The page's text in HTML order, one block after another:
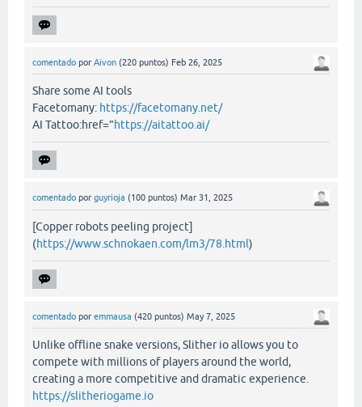
comentado por Aivon (220 puntos) Feb 26, 2025
Share some AI tools
Facetomany: https://facetomany.net/
AI Tattoo:href=”https://aitattoo.ai/
comentado por guyrioja (100 puntos) Mar 31, 2025
[Copper robots peeling project]
(https://www.schnokaen.com/lm3/78.html)
comentado por emmausa (420 puntos) May 7, 2025
Unlike offline snake versions, Slither io allows you to
compete with millions of players around the world,
creating a more competitive and dramatic experience.
https://slitheriogame.io